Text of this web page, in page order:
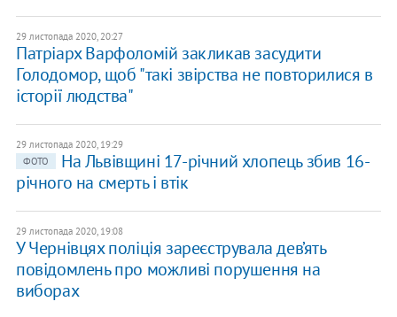
29 листопада 2020, 20:27
Патріарх Варфоломій закликав засудити
Голодомор, щоб "такі звірства не повторилися в
історії людства"
29 листопада 2020, 19:29
ФОТО
На Львівщині 17-річний хлопець збив 16-
річного на смерть і втік
29 листопада 2020, 19:08
У Чернівцях поліція зареєструвала дев’ять
повідомлень про можливі порушення на
виборах